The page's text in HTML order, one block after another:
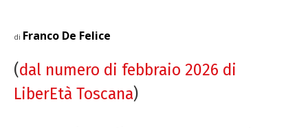
di Franco De Felice
(dal numero di febbraio 2026 di
LiberEtà Toscana)